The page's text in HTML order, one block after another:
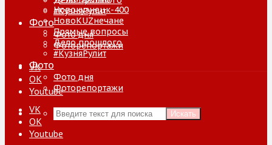
#КузняРулит
Фото
Фото дня
Фоторепортажи
VK
ОК
Youtube
Искать
Новокузнецк-400
НовоKUZнечане
Прямые вопросы
Дело прошлого
#КузняРулит
Фото
Фото дня
Фоторепортажи
VK
ОК
Youtube